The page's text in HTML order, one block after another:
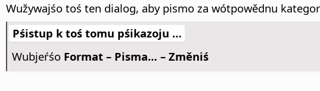
Wužywajśo toś ten dialog, aby pismo za wótpowědnu
Pśistup k toś tomu pśikazoju …
Wubjeŕśo Format – Pisma… – Změniś